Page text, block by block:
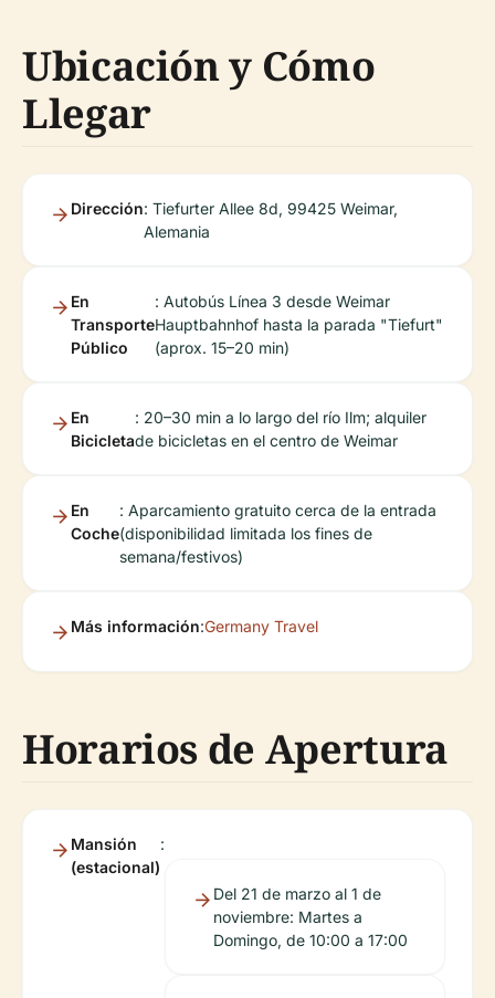
Ubicación y Cómo
Llegar
Dirección: Tiefurter Allee 8d, 99425 Weimar,
Alemania
En
Transporte
Público
: Autobús Línea 3 desde Weimar
Hauptbahnhof hasta la parada "Tiefurt"
(aprox. 15–20 min)
En
Bicicleta
: 20–30 min a lo largo del río Ilm; alquiler
de bicicletas en el centro de Weimar
En
Coche
: Aparcamiento gratuito cerca de la entrada
(disponibilidad limitada los fines de
semana/festivos)
Más información:Germany Travel
Horarios de Apertura
Mansión
(estacional)
:
Del 21 de marzo al 1 de
noviembre: Martes a
Domingo, de 10:00 a 17:00